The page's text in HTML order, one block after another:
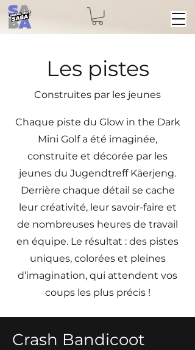
Les pistes
Construites par les jeunes
Chaque piste du Glow in the Dark
Mini Golf a été imaginée,
construite et décorée par les
jeunes du Jugendtreff Käerjeng.
Derrière chaque détail se cache
leur créativité, leur savoir-faire et
de nombreuses heures de travail
en équipe. Le résultat : des pistes
uniques, colorées et pleines
d’imagination, qui attendent vos
coups les plus précis !
Crash Bandicoot